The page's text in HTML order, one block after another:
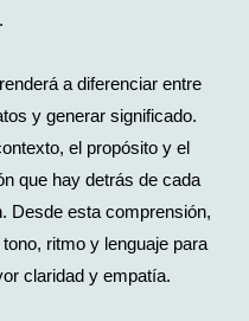
a diferenciar entre
y generar significado.
el propósito y el
que hay detrás de cada
Desde esta comprensión,
ritmo y lenguaje para
claridad y empatía.